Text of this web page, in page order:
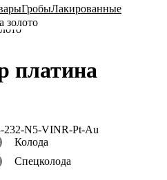
ГробыЛакированные
золото
платина
232-N5-VINR-Pt-Au
Колода
Спецколода